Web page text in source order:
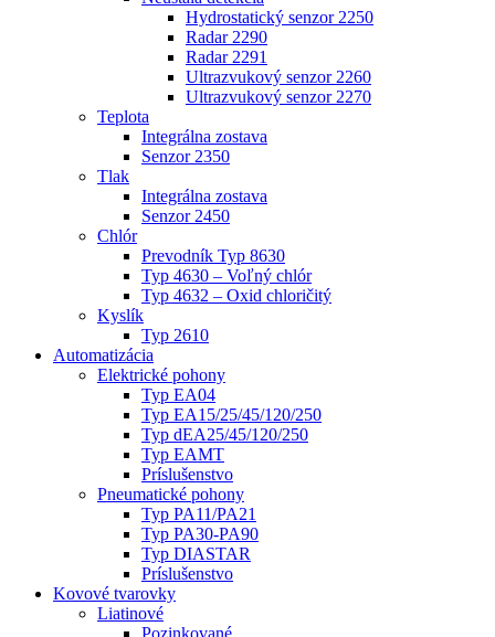
Hydrostatický senzor 2250
Radar 2290
Radar 2291
Ultrazvukový senzor 2260
Ultrazvukový senzor 2270
Teplota
Integrálna zostava
Senzor 2350
Tlak
Integrálna zostava
Senzor 2450
Chlór
Prevodník Typ 8630
Typ 4630 – Voľný chlór
Typ 4632 – Oxid chloričitý
Kyslík
Typ 2610
Automatizácia
Elektrické pohony
Typ EA04
Typ EA15/25/45/120/250
Typ dEA25/45/120/250
Typ EAMT
Príslušenstvo
Pneumatické pohony
Typ PA11/PA21
Typ PA30-PA90
Typ DIASTAR
Príslušenstvo
Kovové tvarovky
Liatinové
Pozinkované